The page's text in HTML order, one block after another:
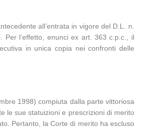
all’entrata in vigore del D.L. n.
l’effetto, enunci ex art. 363 c.p.c., il
in unica copia nei confronti delle
1998) compiuta dalla parte vittoriosa
le sue statuizioni e prescrizioni di merito
Pertanto, la Corte di merito ha escluso